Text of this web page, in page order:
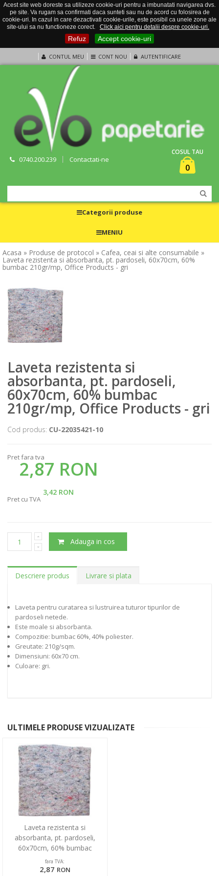
Acest site web doreste sa utilizeze cookie-uri pentru a imbunatati navigarea dvs.
pe site. Va rugam sa confirmati daca sunteti sau nu de acord cu folosirea de
cookie-uri. In cazul in care dezactivati cookie-urile, este posibil ca unele zone ale
site-ului sa nu functioneze corect.
Click aici pentru detalii despre cookie-uri.
Refuz Accept cookie-uri
CONTUL MEU CONT NOU AUTENTIFICARE
0740.200.239 Contactati-ne
COSUL TAU
0
Categorii produse
MENIU
Acasa » Produse de protocol » Cafea, ceai si alte consumabile »
Laveta rezistenta si absorbanta, pt. pardoseli, 60x70cm, 60%
bumbac 210gr/mp, Office Products - gri
Laveta rezistenta si
absorbanta, pt. pardoseli,
60x70cm, 60% bumbac
210gr/mp, Office Products - gri
Cod produs: CU-22035421-10
Pret fara tva
2,87 RON
3,42 RON
Pret cu TVA
Adauga in cos
Descriere produs Livrare si plata
Laveta pentru curatarea si lustruirea tuturor tipurilor de
pardoseli netede.
Este moale si absorbanta.
Compozitie: bumbac 60%, 40% poliester.
Greutate: 210g/sqm.
Dimensiuni: 60x70 cm.
Culoare: gri.
ULTIMELE PRODUSE VIZUALIZATE
Laveta rezistenta si
absorbanta, pt. pardoseli,
60x70cm, 60% bumbac
210gr/mp, Office Products - gri
fara TVA:
2,87 RON